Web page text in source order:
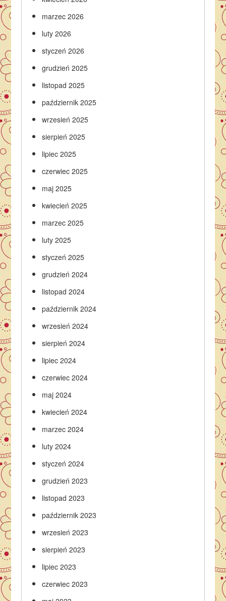
marzec 2026
luty 2026
styczeń 2026
grudzień 2025
listopad 2025
październik 2025
wrzesień 2025
sierpień 2025
lipiec 2025
czerwiec 2025
maj 2025
kwiecień 2025
marzec 2025
luty 2025
styczeń 2025
grudzień 2024
listopad 2024
październik 2024
wrzesień 2024
sierpień 2024
lipiec 2024
czerwiec 2024
maj 2024
kwiecień 2024
marzec 2024
luty 2024
styczeń 2024
grudzień 2023
listopad 2023
październik 2023
wrzesień 2023
sierpień 2023
lipiec 2023
czerwiec 2023